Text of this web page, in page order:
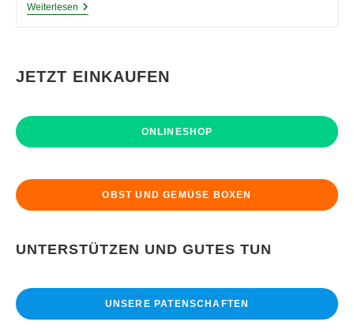
WeiterlesenWichtiger
JETZT EINKAUFEN
ONLINESHOP
OBST UND GEMÜSE BOXEN
UNTERSTÜTZEN UND GUTES TUN
UNSERE PATENSCHAFTEN